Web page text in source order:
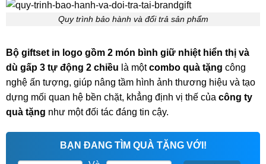
Quy trình bảo hành và đổi trả sản phẩm
Bộ giftset in logo gồm 2 món bình giữ nhiệt hiển thị và
dù gấp 3 tự động 2 chiều là mộtcombo quà tặng công
nghệ ấn tượng, giúp nâng tầm hình ảnh thương hiệu và tạo
dựng mối quan hệ bền chặt, khẳng định vị thế của công ty
quà tặng như một đối tác đáng tin cậy.
BẠN ĐANG TÌM QUÀ TẶNG VỚI!